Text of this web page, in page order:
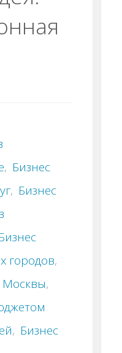
, Бизнес
, Бизнес
Бизнес
городов,
Москвы,
, Бизнес